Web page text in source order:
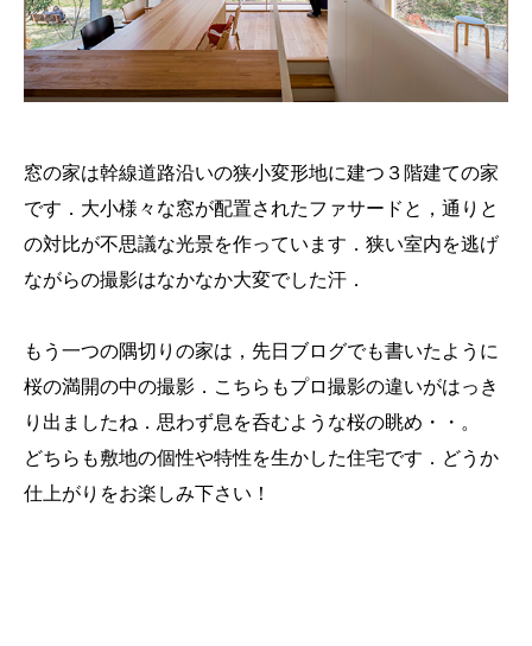
窓の家は幹線道路沿いの狭小変形地に建つ３階建ての家
です．大小様々な窓が配置されたファサードと，通りと
の対比が不思議な光景を作っています．狭い室内を逃げ
ながらの撮影はなかなか大変でした汗．
もう一つの隅切りの家は，先日ブログでも書いたように
桜の満開の中の撮影．こちらもプロ撮影の違いがはっき
り出ましたね．思わず息を呑むような桜の眺め・・。
どちらも敷地の個性や特性を生かした住宅です．どうか
仕上がりをお楽しみ下さい！